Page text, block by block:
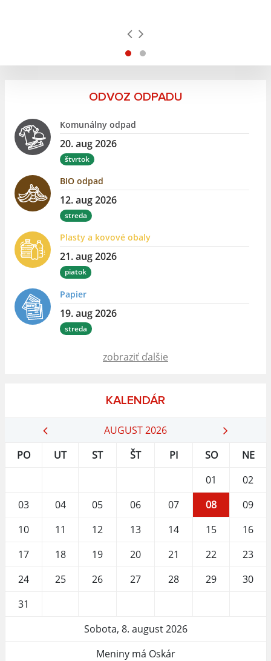
ODVOZ ODPADU
Komunálny odpad
20. aug 2026
štvrtok
BIO odpad
12. aug 2026
streda
Plasty a kovové obaly
21. aug 2026
piatok
Papier
19. aug 2026
streda
zobraziť ďalšie
KALENDÁR
AUGUST 2026
PO
UT ST ŠT PI SO
NE
01
02
03
04 05 06 07 08
09
10
11 12 13 14 15
16
17
18 19 20 21 22
23
24
25 26 27 28 29
30
31
Sobota, 8. august 2026
Meniny má Oskár